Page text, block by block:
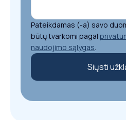
Pateikdamas (-a) savo
būtų tvarkomi pagal
naudojimo sąlygas.
Siųsti